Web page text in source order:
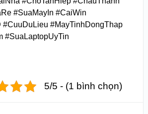
#SuaMayIn #CaiWin
#CuuDuLieu #MayTinhDongThap
#SuaLaptopUyTin
5/5 - (1 bình chọn)